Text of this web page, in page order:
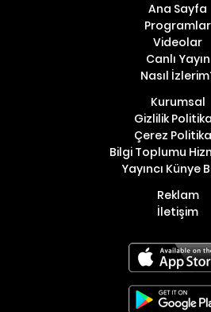
Ana Sayfa
Programlar
Videolar
Canlı Yayın
Nasıl
Kurumsal
Gizlilik
Çerez
Bilgi Toplumu
Yayıncı Künye
Reklam
İletişim